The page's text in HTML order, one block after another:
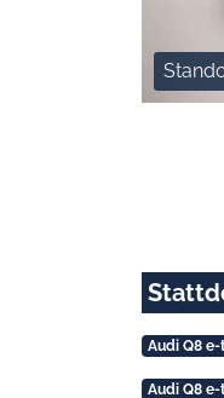
Audi Q8
Audi Q8